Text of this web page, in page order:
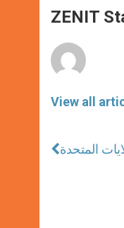
p
p
g
e
ZENIT
View all
المتحدة